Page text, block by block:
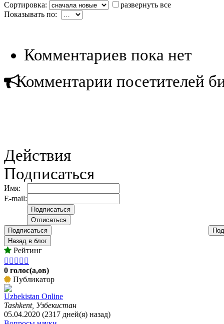
Сортировка:
развернуть все
Показывать по:
Комментариев пока нет
Комментарии посетителей
Действия
Подписаться
Имя:
E-mail:
Подписаться
Назад в блог
Рейтинг
    
0 голос(а,ов)
Публикатор
Uzbekistan Online
Tashkent, Узбекистан
05.04.2020 (2317 дней(я) назад)